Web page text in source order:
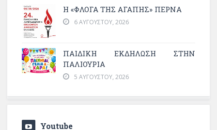
Η «ΦΛΌΓΑ ΤΗΣ ΑΓΆΠΗΣ» ΠΕΡΝΆ
6 ΑΥΓΟΎΣΤΟΥ, 2026
ΠΑΙΔΙΚΗ ΕΚΔΗΛΩΣΗ ΣΤΗΝ
ΠΑΛΙΟΥΡΙΑ
5 ΑΥΓΟΎΣΤΟΥ, 2026
Youtube